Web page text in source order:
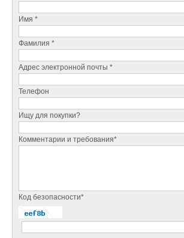
Имя *
Фамилия *
Адрес электронной почты *
Телефон
Ищу для покупки?
Комментарии и требования*
Код безопасности*